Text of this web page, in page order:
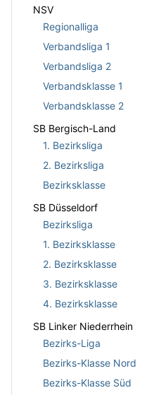
NSV
Regionalliga
Verbandsliga 1
Verbandsliga 2
Verbandsklasse 1
Verbandsklasse 2
SB Bergisch-Land
1. Bezirksliga
2. Bezirksliga
Bezirksklasse
SB Düsseldorf
Bezirksliga
1. Bezirksklasse
2. Bezirksklasse
3. Bezirksklasse
4. Bezirksklasse
SB Linker Niederrhein
Bezirks-Liga
Bezirks-Klasse Nord
Bezirks-Klasse Süd